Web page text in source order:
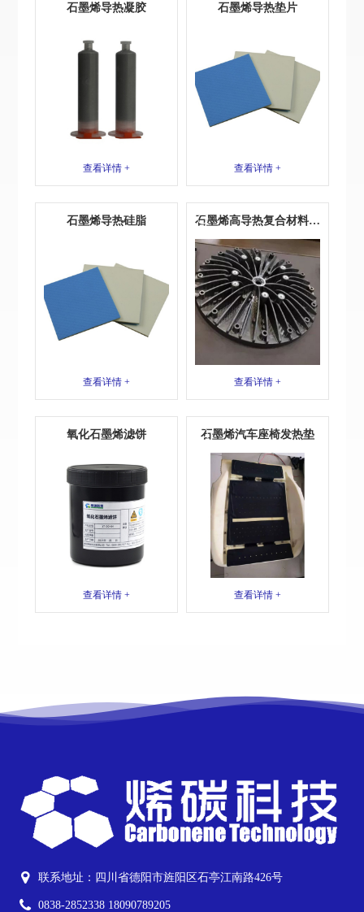
石墨烯导热凝胶
查看详情 +
石墨烯导热垫片
查看详情 +
石墨烯导热硅脂
查看详情 +
石墨烯高导热复合材料散
热器
查看详情 +
氧化石墨烯滤饼
查看详情 +
石墨烯汽车座椅发热垫
查看详情 +
联系地址：四川省德阳市旌阳区石亭江南路426号
0838-2852338 18090789205